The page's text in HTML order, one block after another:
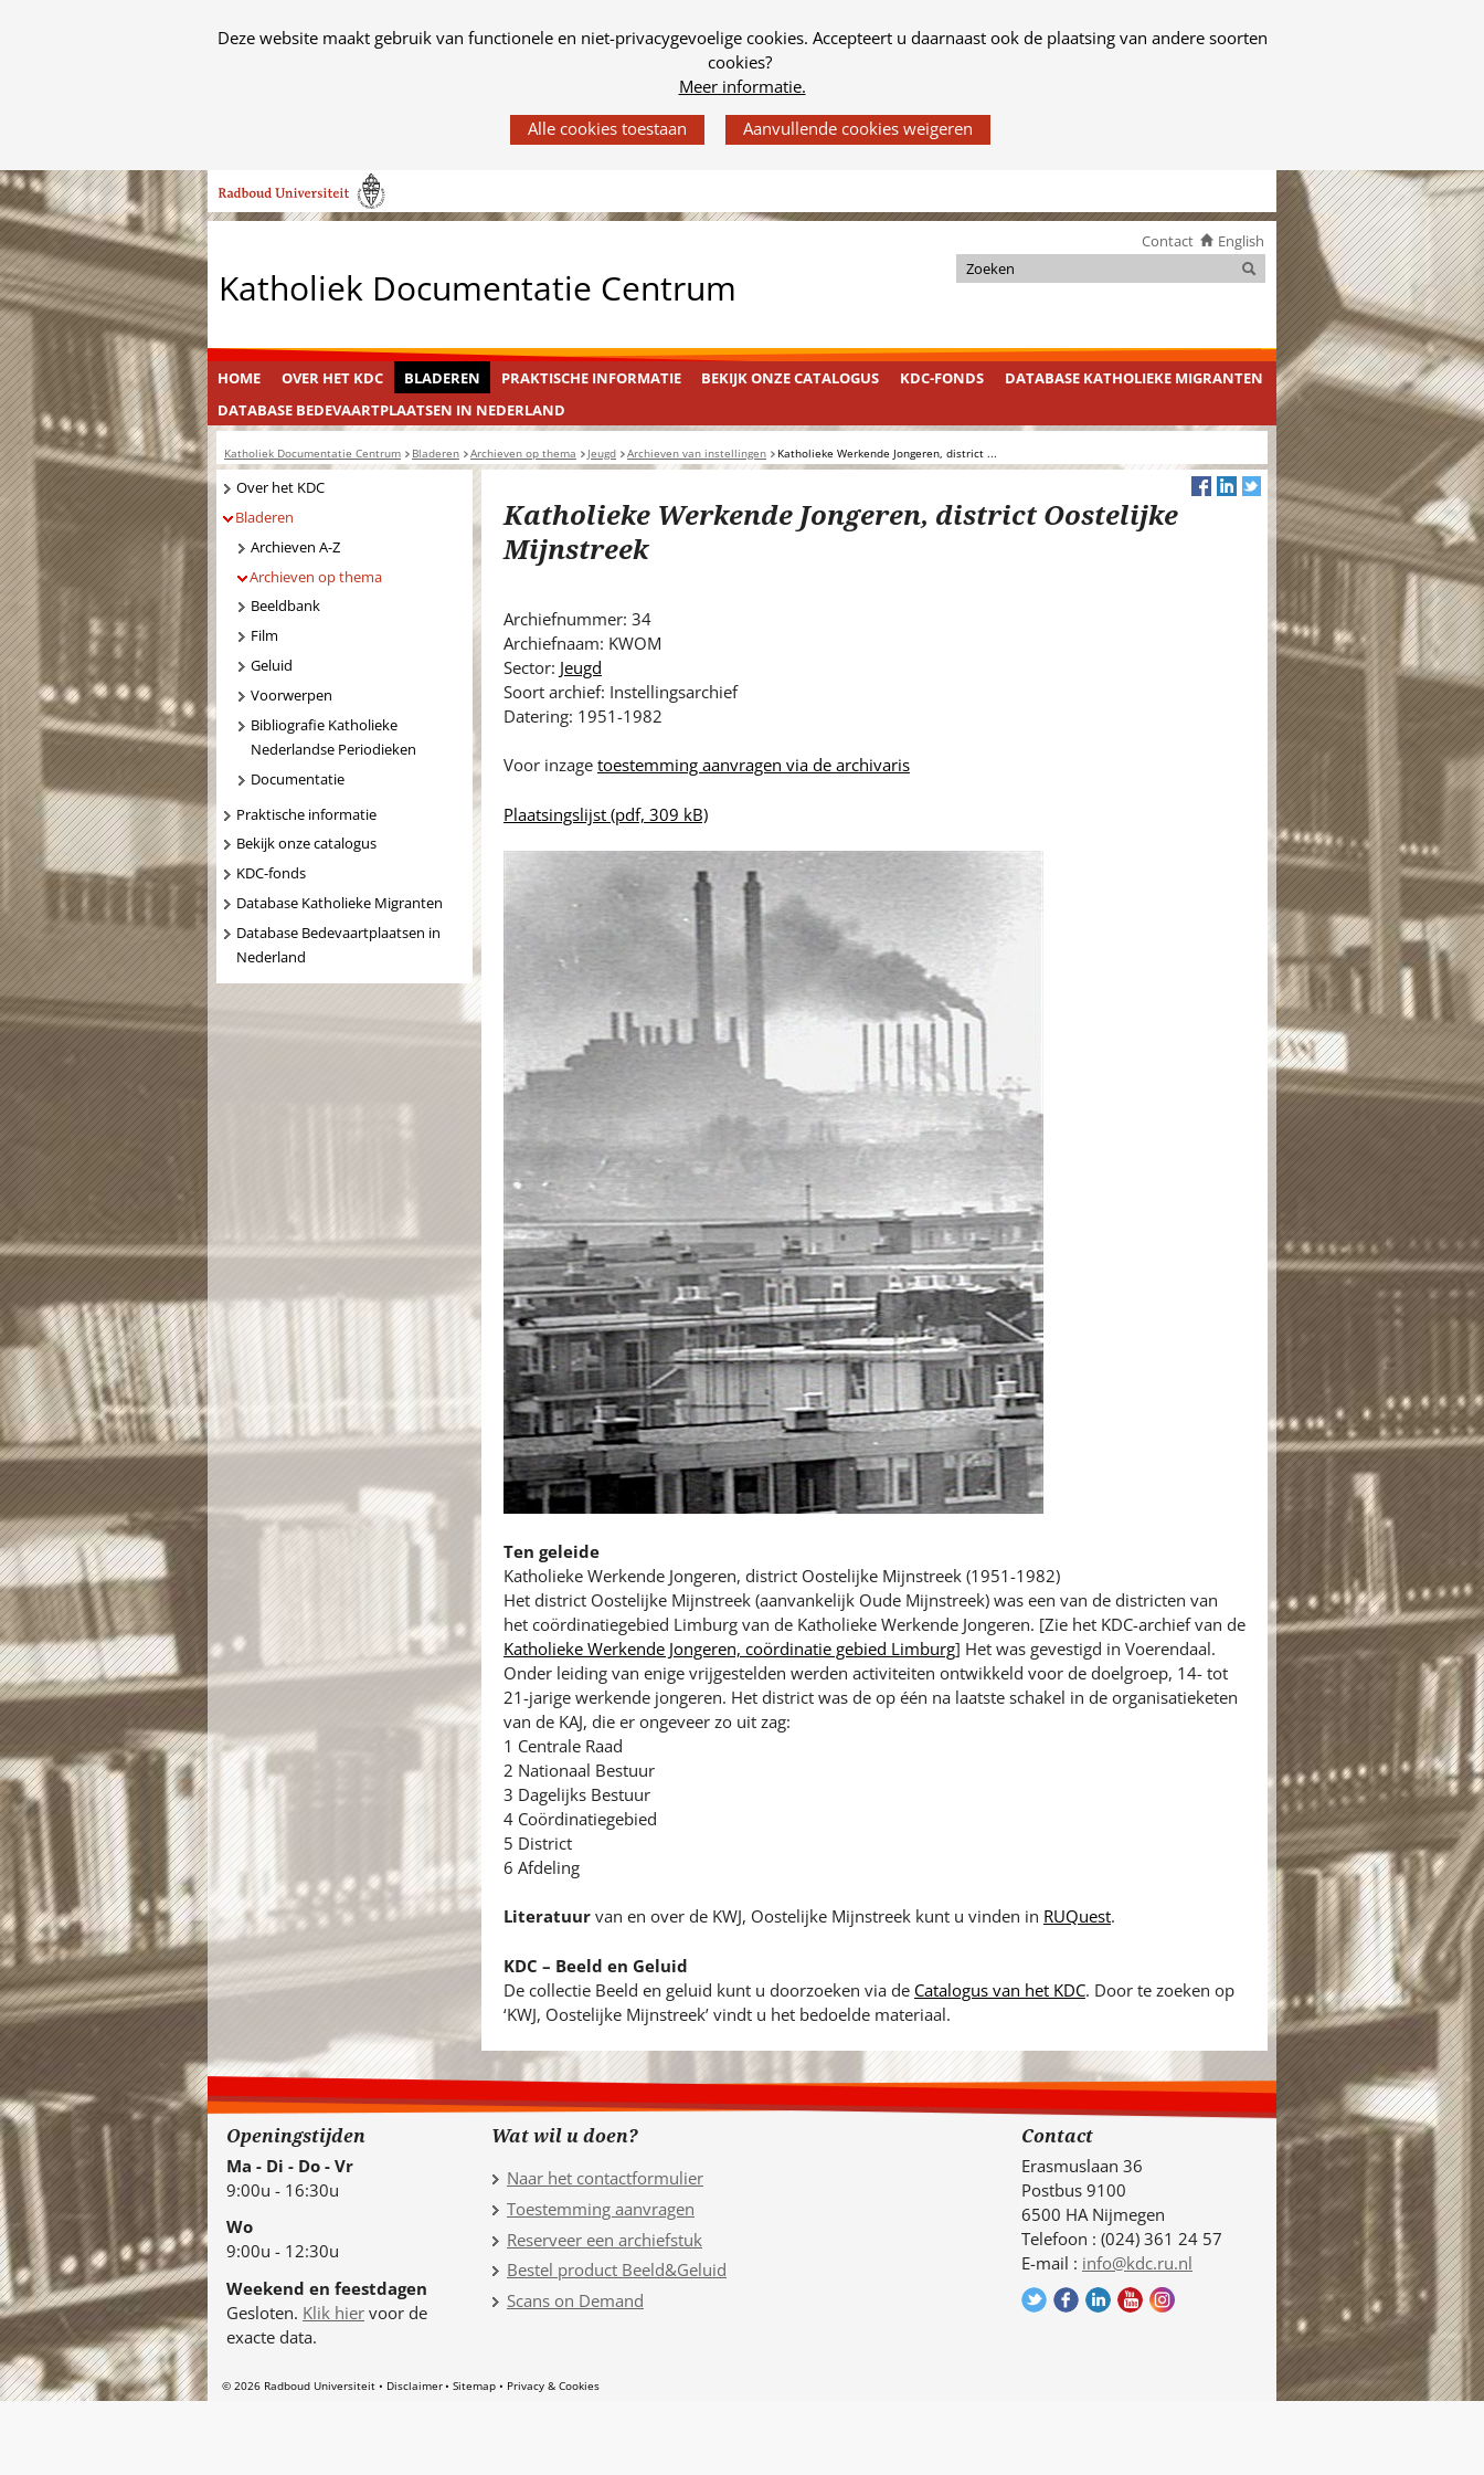
Cookies
Deze website maakt gebruik van functionele en niet-privacygevoelige cookies. Accepteert u daarnaast ook de plaatsing van andere soorten
cookies?
Meer informatie.
gebruik
van
op
deze
worden
toegestaan
geweigerd.
Ga
naar
de
inhoud
Katholiek Documentatie Centrum
Contact English
k
i
d
e
i
Zoeken
Zoeken
HOME OVER HET KDC BLADEREN PRAKTISCHE INFORMATIE BEKIJK ONZE CATALOGUS KDC-FONDS
DATABASE KATHOLIEKE MIGRANTEN
DATABASE BEDEVAARTPLAATSEN IN NEDERLAND
Katholiek Documentatie Centrum Bladeren Archieven op thema Jeugd Archieven van instellingen Katholieke Werkende Jongeren, district ...
Katholieke Werkende Jongeren, district Oostelijke
Mijnstreek
Archiefnummer: 34
Archiefnaam: KWOM
Sector: Jeugd
Soort archief: Instellingsarchief
Datering: 1951-1982
Voor inzage toestemming aanvragen via de archivaris
Plaatsingslijst(pdf, 309 kB)
Ten geleide
Katholieke Werkende Jongeren, district Oostelijke Mijnstreek (1951-1982)
Het district Oostelijke Mijnstreek (aanvankelijk Oude Mijnstreek) was een van de districten van
het coördinatiegebied Limburg van de Katholieke Werkende Jongeren. [Zie het KDC-archief van de
Katholieke Werkende Jongeren, coördinatie gebied Limburg] Het was gevestigd in Voerendaal.
Onder leiding van enige vrijgestelden werden activiteiten ontwikkeld voor de doelgroep, 14- tot
21-jarige werkende jongeren. Het district was de op één na laatste schakel in de organisatieketen
van de KAJ, die er ongeveer zo uit zag:
1 Centrale Raad
2 Nationaal Bestuur
3 Dagelijks Bestuur
4 Coördinatiegebied
5 District
6 Afdeling
Literatuurvan en over de KWJ, Oostelijke Mijnstreek kunt u vinden in RUQuest.
KDC – Beeld en Geluid
De collectie Beeld en geluid kunt u doorzoeken via de Catalogus van het KDC. Door te zoeken op
‘KWJ, Oostelijke Mijnstreek’ vindt u het bedoelde materiaal.
Navigatie
Over het KDC
Bladeren
Archieven A-Z
Archieven op thema
Beeldbank
Film
Geluid
Voorwerpen
Bibliografie Katholieke
Nederlandse Periodieken
Documentatie
Praktische informatie
Bekijk onze catalogus
KDC-fonds
Database Katholieke Migranten
Database Bedevaartplaatsen in
Nederland
Openingstijden
Ma - Di - Do - Vr
9:00u - 16:30u
Wo
9:00u - 12:30u
Weekend en feestdagen
Gesloten. Klik hier voor de
exacte data.
Wat wil u doen?
Naar het contactformulier
Toestemming aanvragen
Reserveer een archiefstuk
Bestel product Beeld&Geluid
Scans on Demand
Contact
Erasmuslaan 36
Postbus 9100
6500 HA Nijmegen
Telefoon : (024) 361 24 57
E-mail : info@kdc.ru.nl
© 2026 Radboud Universiteit Disclaimer Sitemap Privacy & Cookies